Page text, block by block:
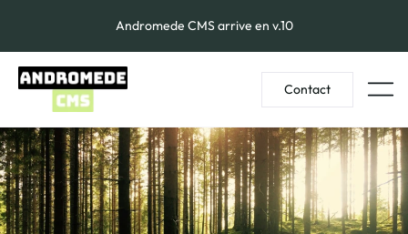
Andromede CMS arrive en v.10
Contact